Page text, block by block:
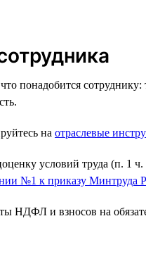
понадобится
на отраслевые
условий труда (п.
№1 к приказу Минтруда
НДФЛ и взносов на